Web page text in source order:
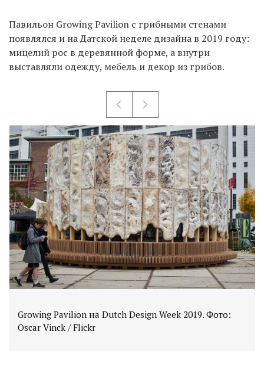
Павильон Growing Pavilion с грибными стенами
появлялся и на Датской неделе дизайна в 2019 году:
мицелий рос в деревянной форме, а внутри
выставляли одежду, мебель и декор из грибов.
Growing Pavilion на Dutch Design Week 2019. Фото:
Oscar Vinck / Flickr